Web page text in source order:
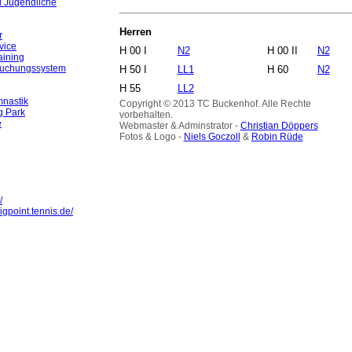
Jugendliche
Park
Herren
H 00 I
N2 H 00 II
N2
H 50 I
LL1 H 60
N2
H 55
LL2
Copyright © 2013 TC Buckenhof. Alle Rechte
vorbehalten.
Webmaster & Adminstrator - Christian Döppers
Fotos & Logo - Niels Goczoll & Robin Rüde